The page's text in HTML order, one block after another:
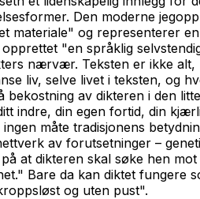
Den moderne
materiale" og representerer
"en språklig
nærvær. Teksten er ikke
liv, selve livet i teksten, og
av dikteren i den
indre, din egen fortid, din
måte tradisjonens
av forutsetninger –
at dikteren skal søke hen
Bare da kan diktet
og uten pust".